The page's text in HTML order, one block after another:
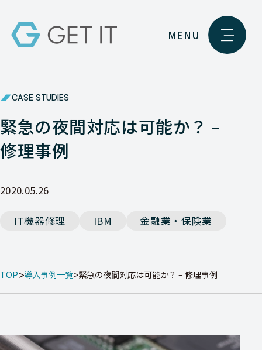
MENU
CASE STUDIES
緊急の夜間対応は可能か？ –
修理事例
2020.05.26
IT機器修理 IBM 金融業・保険業
TOP 導入事例一覧 緊急の夜間対応は可能か？ – 修理事例